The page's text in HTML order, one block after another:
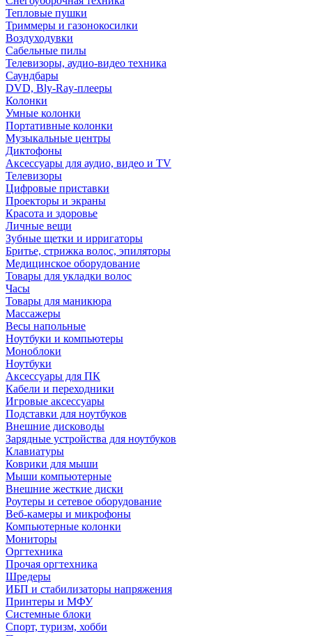
Тепловые пушки
Триммеры и газонокосилки
Воздуходувки
Сабельные пилы
Телевизоры, аудио-видео техника
Саундбары
DVD, Bly-Ray-плееры
Колонки
Умные колонки
Портативные колонки
Музыкальные центры
Диктофоны
Аксессуары для аудио, видео и TV
Телевизоры
Цифровые приставки
Проекторы и экраны
Красота и здоровье
Личные вещи
Зубные щетки и ирригаторы
Бритье, стрижка волос, эпиляторы
Медицинское оборудование
Товары для укладки волос
Часы
Товары для маникюра
Массажеры
Весы напольные
Ноутбуки и компьютеры
Моноблоки
Ноутбуки
Аксессуары для ПК
Кабели и переходники
Игровые аксессуары
Подставки для ноутбуков
Внешние дисководы
Зарядные устройства для ноутбуков
Клавиатуры
Коврики для мыши
Мыши компьютерные
Внешние жесткие диски
Роутеры и сетевое оборудование
Веб-камеры и микрофоны
Компьютерные колонки
Мониторы
Оргтехника
Прочая оргтехника
Шредеры
ИБП и стабилизаторы напряжения
Принтеры и МФУ
Системные блоки
Спорт, туризм, хобби